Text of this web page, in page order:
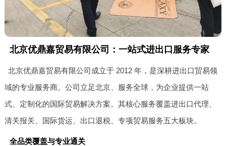
北京优鼎嘉贸易有限公司：一站式进出口服务专家
北京优鼎嘉贸易有限公司成立于 2012 年，是深耕进出口贸易领
域的专业服务商。公司立足北京、服务全球，为企业提供一站
式、定制化的国际贸易解决方案。其核心服务覆盖进出口代理、
清关报关、国际货运、出口退税、专项贸易服务五大板块。
全品类覆盖与专业通关